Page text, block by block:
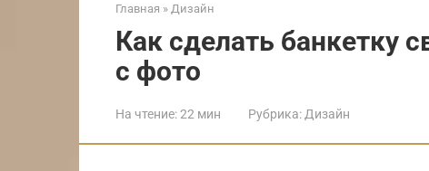
Главная » Дизайн
Как сделать банкетку
с фото
На чтение:22 мин Рубрика: Дизайн